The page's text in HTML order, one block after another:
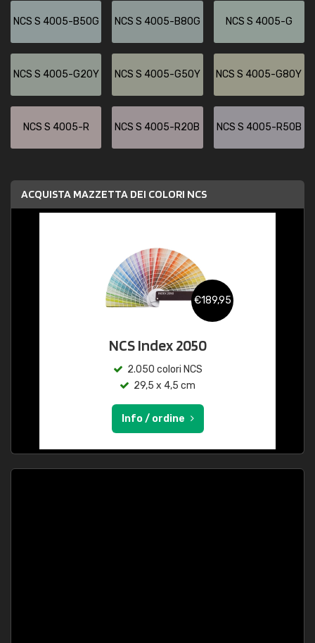
NCS S 4005-B50G NCS S 4005-B80G NCS S 4005-G
NCS S 4005-G20Y NCS S 4005-G50Y NCS S 4005-G80Y
NCS S 4005-R NCS S 4005-R20B NCS S 4005-R50B
ACQUISTA MAZZETTA DEI COLORI NCS
€189,95
NCS Index 2050
2.050 colori NCS
29,5 x 4,5 cm
Info / ordine